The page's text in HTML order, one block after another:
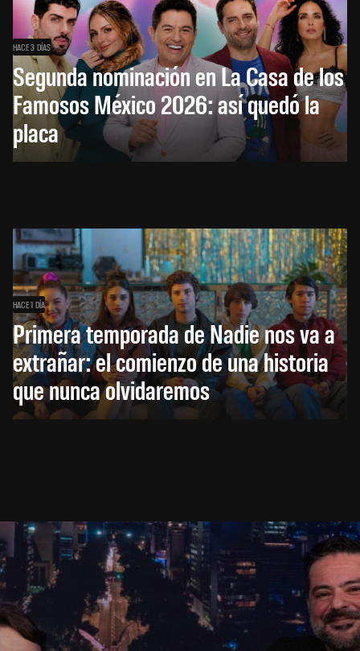
HACE 3 DÍAS
Segunda nominación en La Casa de los
Famosos México 2026: así quedó la
placa
HACE 1 DÍA
Primera temporada de Nadie nos va a
extrañar: el comienzo de una historia
que nunca olvidaremos